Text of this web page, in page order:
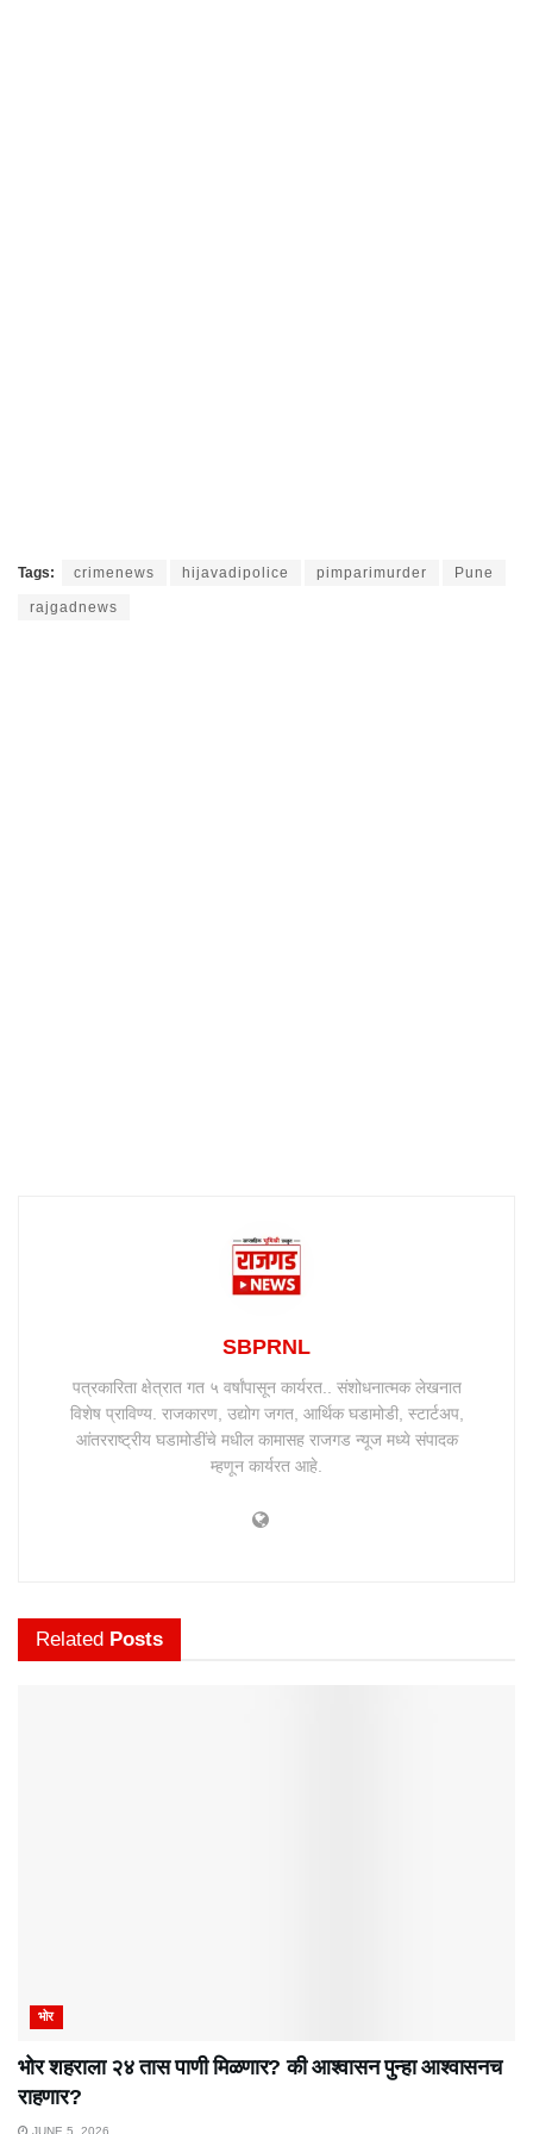
Tags: crimenews hijavadipolice pimparimurder Pune
rajgadnews
SBPRNL
पत्रकारिता क्षेत्रात गत ५ वर्षांपासून कार्यरत.. संशोधनात्मक लेखनात
विशेष प्राविण्य. राजकारण, उद्योग जगत, आर्थिक घडामोडी, स्टार्टअप,
आंतरराष्ट्रीय घडामोडींचे मधील कामासह राजगड न्यूज मध्ये संपादक
म्हणून कार्यरत आहे.
Related Posts
भोर
भोर शहराला २४ तास पाणी मिळणार? की आश्वासन पुन्हा आश्वासनच
राहणार?
JUNE 5, 2026